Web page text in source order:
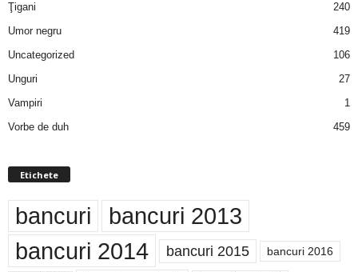
Ţigani
240
Umor negru
419
Uncategorized
106
Unguri
27
Vampiri
1
Vorbe de duh
459
Etichete
bancuri bancuri 2013
bancuri 2014 bancuri 2015 bancuri 2016